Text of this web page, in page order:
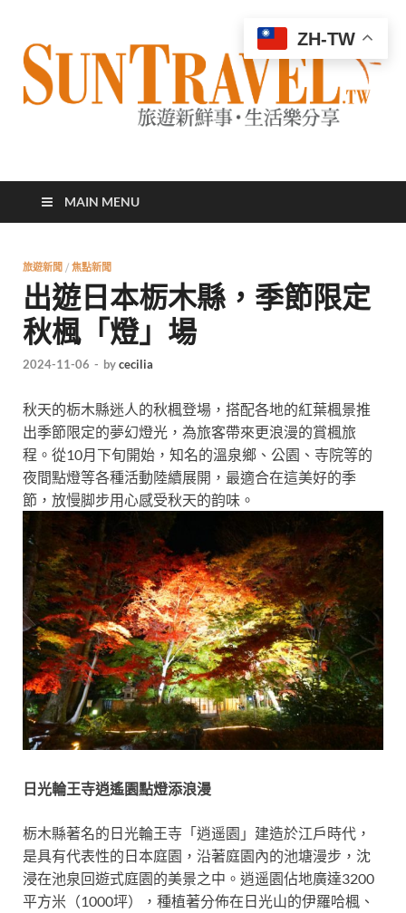
太陽網
MAIN MENU
旅遊新聞 / 焦點新聞
出遊日本栃木縣，季節限定
秋楓「燈」場
2024-11-06 - bycecilia
秋天的栃木縣迷人的秋楓登場，搭配各地的紅葉楓景推
出季節限定的夢幻燈光，為旅客帶來更浪漫的賞楓旅
程。從10月下旬開始，知名的溫泉鄉、公園、寺院等的
夜間點燈等各種活動陸續展開，最適合在這美好的季
節，放慢脚步用心感受秋天的韵味。
日光輪王寺逍遙園點燈添浪漫
栃木縣著名的日光輪王寺「逍遥園」建造於江戶時代，
是具有代表性的日本庭園，沿著庭園內的池塘漫步，沈
浸在池泉回遊式庭園的美景之中。逍遥園佔地廣達3200
平方米（1000坪），種植著分佈在日光山的伊羅哈楓、
ZH-TW